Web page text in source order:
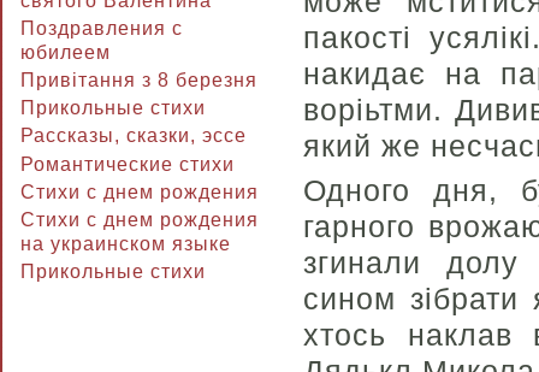
Поздравления с
юбилеем
Привітання з 8 березня
Прикольные стихи
Рассказы, сказки, эссе
Романтические стихи
Стихи с днем рождения
Стихи с днем рождения
на украинском языке
Прикольные стихи
пакості
накидає на
воріьтми.
який же
Одного дня,
гарного
згинали
сином
хтось наклав